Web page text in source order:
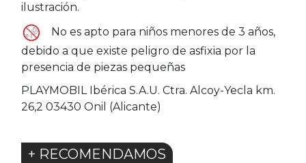
ilustración.
No es apto para niños menores de 3 años,
debido a que existe peligro de asfixia por la
presencia de piezas pequeñas
PLAYMOBIL Ibérica S.A.U. Ctra. Alcoy-Yecla km.
26,2 03430 Onil (Alicante)
+ RECOMENDAMOS